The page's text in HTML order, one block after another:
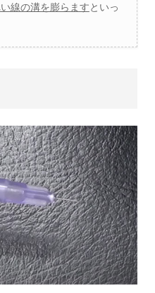
線の溝を膨らますといっ